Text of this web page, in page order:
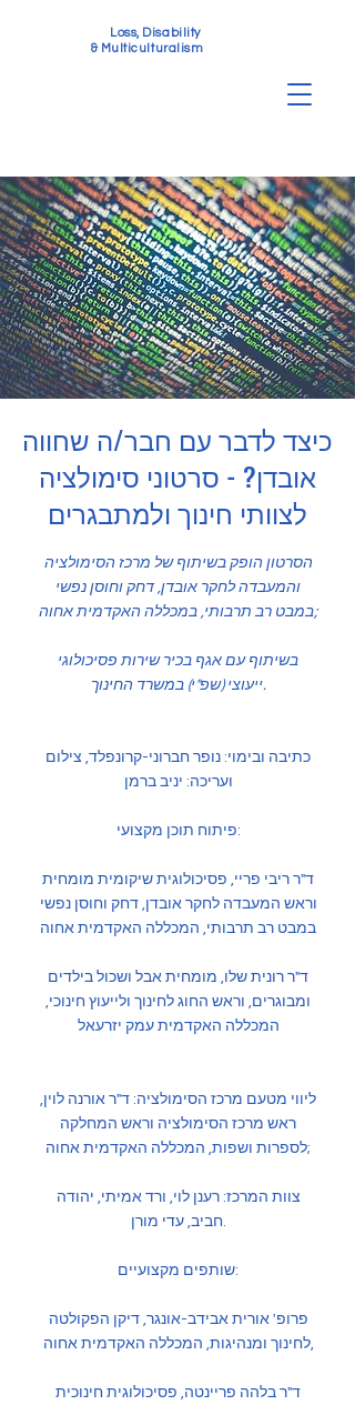
Loss, Disability
& Multiculturalism
כיצד לדבר עם חבר/ה שחווה
אובדן? - סרטוני סימולציה
לצוותי חינוך ולמתבגרים
הסרטון הופק בשיתוף של מרכז הסימולציה
והמעבדה לחקר אובדן, דחק וחוסן נפשי
במבט רב תרבותי, במכללה האקדמית אחוה;
בשיתוף עם אגף בכיר שירות פסיכולוגי
ייעוצי (שפ"י) במשרד החינוך.
כתיבה ובימוי: נופר חברוני-קרונפלד, צילום
ועריכה: יניב ברמן
פיתוח תוכן מקצועי:
ד"ר ריבי פריי, פסיכולוגית שיקומית מומחית
וראש המעבדה לחקר אובדן, דחק וחוסן נפשי
במבט רב תרבותי, המכללה האקדמית אחוה
ד"ר רונית שלו, מומחית אבל ושכול בילדים
ומבוגרים, וראש החוג לחינוך ולייעוץ חינוכי,
המכללה האקדמית עמק יזרעאל
ליווי מטעם מרכז הסימולציה: ד"ר אורנה לוין,
ראש מרכז הסימולציה וראש המחלקה
לספרות ושפות, המכללה האקדמית אחוה;
צוות המרכז: רענן לוי, ורד אמיתי, יהודה
חביב, עדי מורן.
שותפים מקצועיים:
פרופ' אורית אבידב-אונגר, דיקן הפקולטה
לחינוך ומנהיגות, המכללה האקדמית אחוה,
ד"ר בלהה פריינטה, פסיכולוגית חינוכית